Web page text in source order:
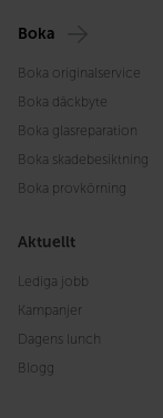
Boka
Boka originalservice
Boka däckbyte
Boka glasreparation
Boka skadebesiktning
Boka provkörning
Aktuellt
Lediga jobb
Kampanjer
Dagens lunch
Blogg